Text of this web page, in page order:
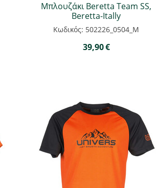
Μπλουζάκι Beretta Team SS,
Beretta-Itally
Κωδικός: 502226_0504_M
39,90€